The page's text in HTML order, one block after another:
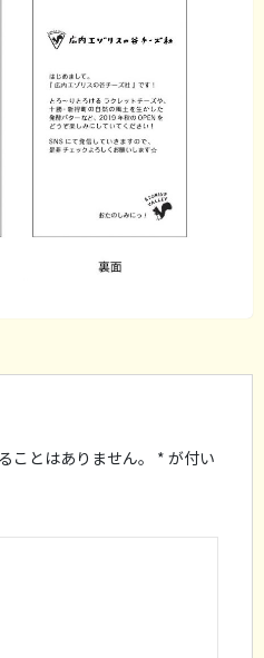
ことはありません。 * が付い